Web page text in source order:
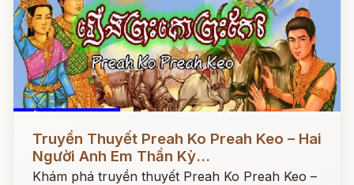
Đọc ngay
Truyền Thuyết Preah Ko Preah Keo – Hai
Người Anh Em Thần Kỳ...
Khám phá truyền thuyết Preah Ko Preah Keo –